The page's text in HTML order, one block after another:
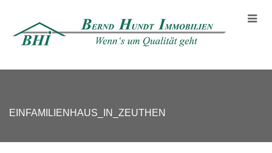
EINFAMILIENHAUS_IN_ZEUTHEN